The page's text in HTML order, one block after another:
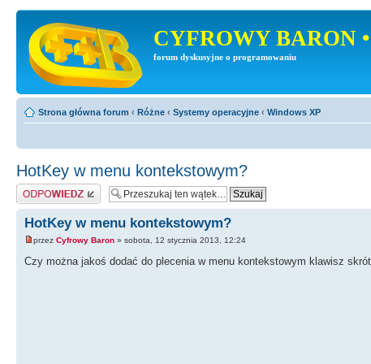
CYFROWY BARON
forum dyskusyjne o programowaniu
Strona główna forum ‹ Różne ‹ Systemy operacyjne ‹ Windows XP
HotKey w menu kontekstowym?
Odpowiedz
HotKey w menu kontekstowym?
przez Cyfrowy Baron » sobota, 12 stycznia 2013, 12:24
Czy można jakoś dodać do plecenia w menu kontekstowym klawisz